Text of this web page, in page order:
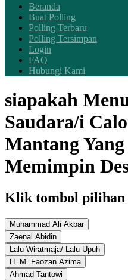
Beranda
Buat Polling
Polling Terbaru
Polling Tersimpan
Login
FAQ
Hubungi Kami
siapakah
Saudara/i
Mantang
Memimpin
Klik tombol pilihan
Muhammad Ali Akbar
Zaenal Abidin
Lalu Wiratmaja/ Lalu Upuh
H. M. Faozan Azima
Ahmad Tantowi